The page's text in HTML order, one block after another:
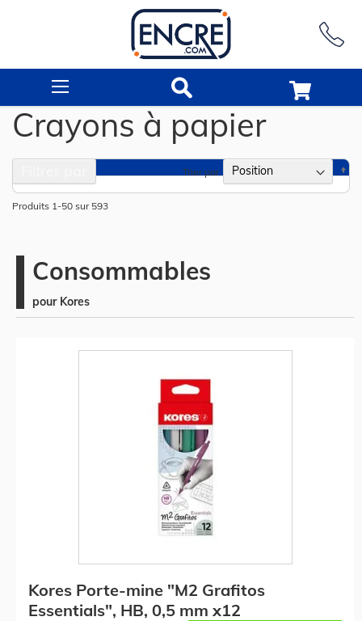
Crayons à papier
Produits 1 -50 sur 593
Trier par
Consommables
pour Kores
Kores Porte-mine "M2 Grafitos
Essentials", HB, 0,5 mm x12